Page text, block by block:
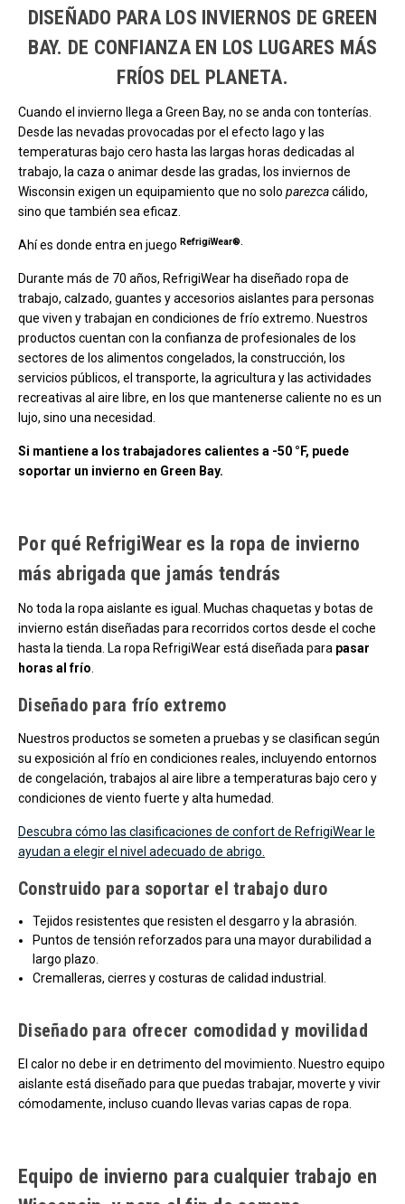
DISEÑADO PARA LOS INVIERNOS DE GREEN
BAY. DE CONFIANZA EN LOS LUGARES MÁS
FRÍOS DEL PLANETA.
Cuando el invierno llega a Green Bay, no se anda con tonterías.
Desde las nevadas provocadas por el efecto lago y las
temperaturas bajo cero hasta las largas horas dedicadas al
trabajo, la caza o animar desde las gradas, los inviernos de
Wisconsin exigen un equipamiento que no solo parezcacálido,
sino que también sea eficaz.
Ahí es donde entra en juego RefrigiWear®.
Durante más de 70 años, RefrigiWear ha diseñado ropa de
trabajo, calzado, guantes y accesorios aislantes para personas
que viven y trabajan en condiciones de frío extremo. Nuestros
productos cuentan con la confianza de profesionales de los
sectores de los alimentos congelados, la construcción, los
servicios públicos, el transporte, la agricultura y las actividades
recreativas al aire libre, en los que mantenerse caliente no es un
lujo, sino una necesidad.
Si mantiene a los trabajadores calientes a -50 °F, puede
soportar un invierno en Green Bay.
Por qué RefrigiWear es la ropa de invierno
más abrigada que jamás tendrás
No toda la ropa aislante es igual. Muchas chaquetas y botas de
invierno están diseñadas para recorridos cortos desde el coche
hasta la tienda. La ropa RefrigiWear está diseñada para pasar
horas al frío
Diseñado para frío extremo
Nuestros productos se someten a pruebas y se clasifican según
su exposición al frío en condiciones reales, incluyendo entornos
de congelación, trabajos al aire libre a temperaturas bajo cero y
condiciones de viento fuerte y alta humedad.
Descubra cómo las clasificaciones de confort de RefrigiWear le
ayudan a elegir el nivel adecuado de abrigo.
Construido para soportar el trabajo duro
Tejidos resistentes que resisten el desgarro y la abrasión.
Puntos de tensión reforzados para una mayor durabilidad a
largo plazo.
Cremalleras, cierres y costuras de calidad industrial.
Diseñado para ofrecer comodidad y movilidad
El calor no debe ir en detrimento del movimiento. Nuestro equipo
aislante está diseñado para que puedas trabajar, moverte y vivir
cómodamente, incluso cuando llevas varias capas de ropa.
Equipo de invierno para cualquier trabajo en